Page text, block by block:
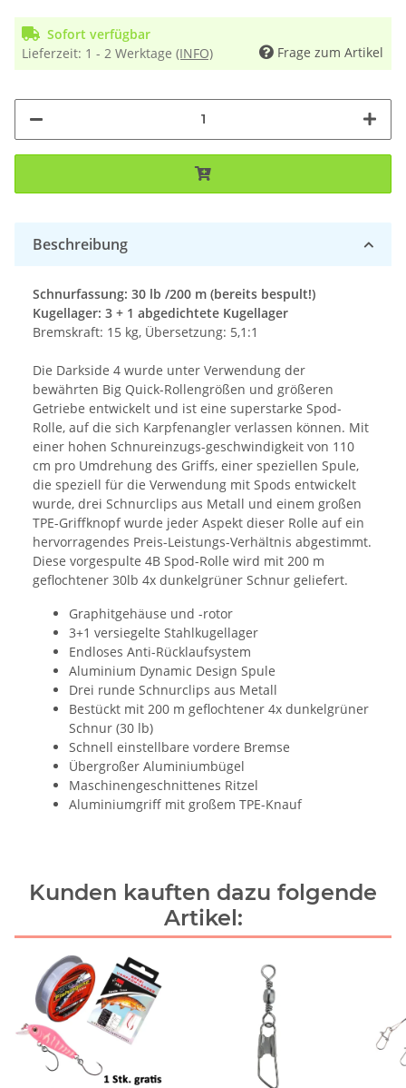
Sofort verfügbar
Lieferzeit: 1 - 2 Werktage (INFO) Frage zum Artikel
Beschreibung
Schnurfassung: 30 lb /200 m (bereits bespult!)
Kugellager: 3 + 1 abgedichtete Kugellager
Bremskraft: 15 kg, Übersetzung: 5,1:1
Die Darkside 4 wurde unter Verwendung der
bewährten Big Quick-Rollengrößen und größeren
Getriebe entwickelt und ist eine superstarke Spod-
Rolle, auf die sich Karpfenangler verlassen können. Mit
einer hohen Schnureinzugs-geschwindigkeit von 110
cm pro Umdrehung des Griffs, einer speziellen Spule,
die speziell für die Verwendung mit Spods entwickelt
wurde, drei Schnurclips aus Metall und einem großen
TPE-Griffknopf wurde jeder Aspekt dieser Rolle auf ein
hervorragendes Preis-Leistungs-Verhältnis abgestimmt.
Diese vorgespulte 4B Spod-Rolle wird mit 200 m
geflochtener 30lb 4x dunkelgrüner Schnur geliefert.
Graphitgehäuse und -rotor
3+1 versiegelte Stahlkugellager
Endloses Anti-Rücklaufsystem
Aluminium Dynamic Design Spule
Drei runde Schnurclips aus Metall
Bestückt mit 200 m geflochtener 4x dunkelgrüner
Schnur (30 lb)
Schnell einstellbare vordere Bremse
Übergroßer Aluminiumbügel
Maschinengeschnittenes Ritzel
Aluminiumgriff mit großem TPE-Knauf
Kunden kauften dazu folgende
Artikel: